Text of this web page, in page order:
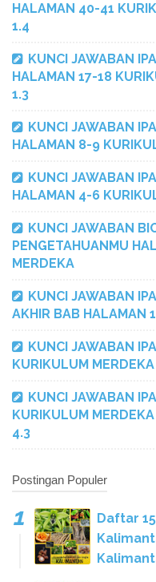
HALAMAN 40-41
1.4
KUNCI JAWABAN
HALAMAN 17-18
1.3
KUNCI JAWABAN
HALAMAN 8-9
KUNCI JAWABAN
HALAMAN 4-6
KUNCI JAWABAN
PENGETAHUANMU
MERDEKA
KUNCI JAWABAN
AKHIR BAB HALAMAN
KUNCI JAWABAN
KURIKULUM
KUNCI JAWABAN
KURIKULUM
4.3
Postingan Populer
Daftar